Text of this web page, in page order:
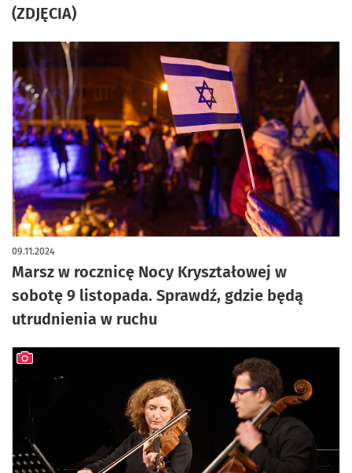
(ZDJĘCIA)
Marsz w rocznicę Nocy Kryształowej w
sobotę 9 listopada. Sprawdź, gdzie będą
utrudnienia w ruchu
09.11.2024